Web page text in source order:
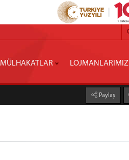
MÜLHAKATLAR LOJMANLARIMIZ
Paylaş